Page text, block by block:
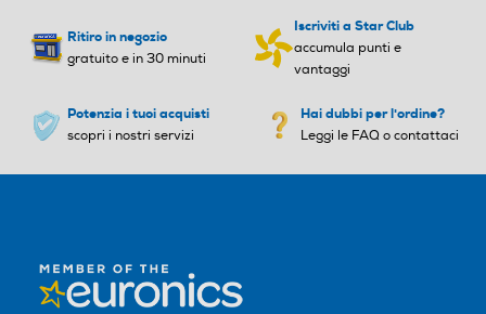
Ritiro in negozio
gratuito e in 30 minuti
Iscriviti a Star Club
accumula punti e
vantaggi
Potenzia i tuoi acquisti
scopri i nostri servizi
Hai dubbi per l'ordine?
Leggi le FAQ o contattaci